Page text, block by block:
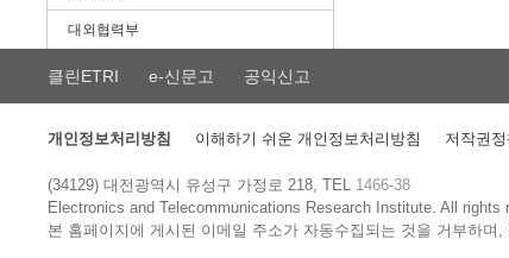
대외협력부
클린ETRI e-신문고 공익신고
개인정보처리방침 이해하기 쉬운 개인정보처리방침 저작권정
(34129) 대전광역시 유성구 가정로 218, TEL 1466-38
Electronics and Telecommunications Research Institute.All rights
본 홈페이지에 게시된 이메일 주소가 자동수집되는 것을 거부하